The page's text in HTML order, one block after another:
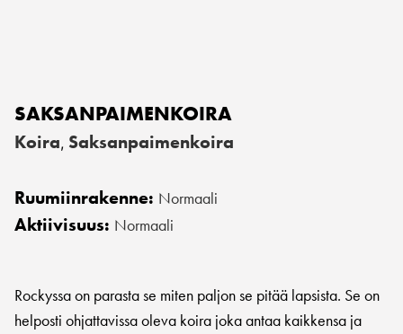
SAKSANPAIMENKOIRA
Koira, Saksanpaimenkoira
Ruumiinrakenne: Normaali
Aktiivisuus: Normaali
Rockyssa on parasta se miten paljon se pitää lapsista. Se on
helposti ohjattavissa oleva koira joka antaa kaikkensa ja